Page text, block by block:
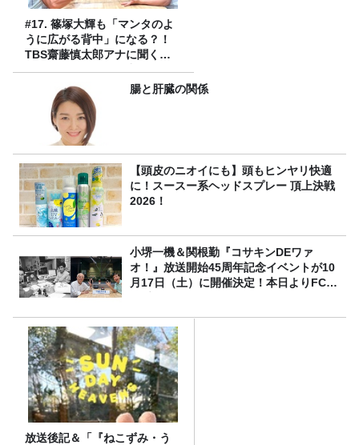
#17. 篠塚大輝も「マンタのよ
うに広がる背中」になる？！
TBS齋藤慎太郎アナに聞くメ
ンズフィジークの魅力！！
腸と肝臓の関係
【頭皮のニオイにも】頭もヒンヤリ快適
に！スースー系ヘッドスプレー 頂上決戦
2026！
小堺一機＆関根勤『コサキンDEワァ
オ！』放送開始45周年記念イベントが10
月17日（土）に開催決定！本日よりFC先
放送後記＆「『ねこずみ・う